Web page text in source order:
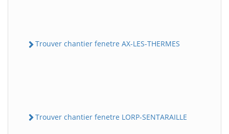
Trouver chantier fenetre AX-LES-THERMES
Trouver chantier fenetre LORP-SENTARAILLE